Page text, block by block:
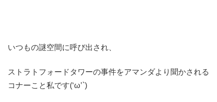
いつもの謎空間に呼び出され、
ストラトフォードタワーの事件をアマンダより聞かされる
コナーこと私です(‘ω’`)